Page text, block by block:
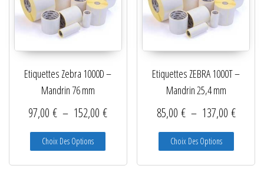
Etiquettes Zebra 1000D –
Mandrin 76 mm
97,00€ – 152,00€Plage de prix : 97,00 € à 152,00 €
Choix Des Options Ce produit a plusieurs variations. Les options
Etiquettes ZEBRA 1000T –
Mandrin 25,4 mm
85,00 € – 137,00 €Plage
Choix Des Options Ce